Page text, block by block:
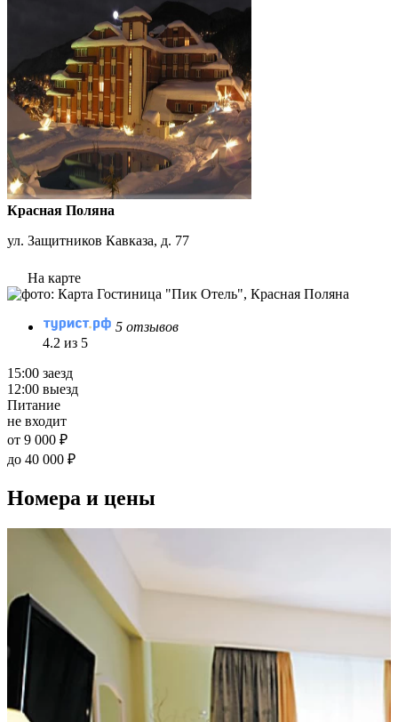
Красная Поляна
ул. Защитников Кавказа, д. 77
На карте
5 отзывов
4.2 из 5
15:00 заезд
12:00 выезд
Питание
не входит
от 9 000 ₽
до 40 000 ₽
Номера и цены